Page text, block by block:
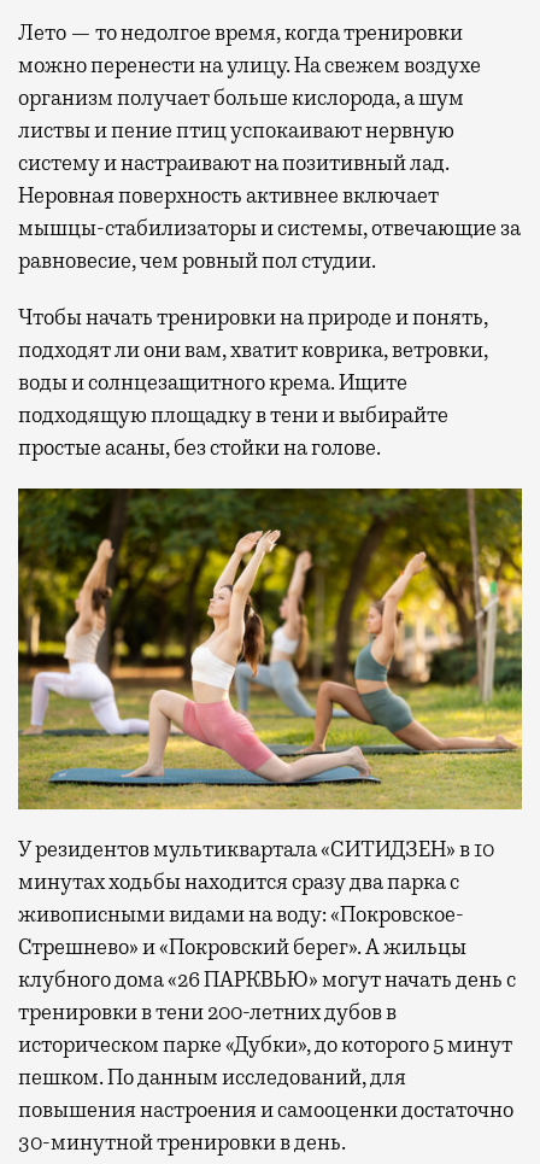
Лето — то недолгое время, когда тренировки
можно перенести на улицу. На свежем воздухе
организм получает больше кислорода, а шум
листвы и пение птиц успокаивают нервную
систему и настраивают на позитивный лад.
Неровная поверхность активнее включает
мышцы-стабилизаторы и системы, отвечающие за
равновесие, чем ровный пол студии.
Чтобы начать тренировки на природе и понять,
подходят ли они вам, хватит коврика, ветровки,
воды и солнцезащитного крема. Ищите
подходящую площадку в тени и выбирайте
простые асаны, без стойки на голове.
У резидентов мультиквартала «СИТИДЗЕН» в 10
минутах ходьбы находится сразу два парка с
живописными видами на воду: «Покровское-
Стрешнево» и «Покровский берег». А жильцы
клубного дома «26 ПАРКВЬЮ» могут начать день с
тренировки в тени 200-летних дубов в
историческом парке «Дубки», до которого 5 минут
пешком. По данным исследований, для
повышения настроения и самооценки достаточно
30-минутной тренировки в день.